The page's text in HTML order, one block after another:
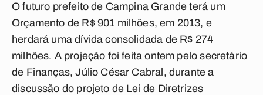
O futuro prefeito de Campina Grande terá um
Orçamento de R$ 901 milhões, em 2013, e
herdará uma dívida consolidada de R$ 274
milhões. A projeção foi feita ontem pelo secretário
de Finanças, Júlio César Cabral, durante a
discussão do projeto de Lei de Diretrizes